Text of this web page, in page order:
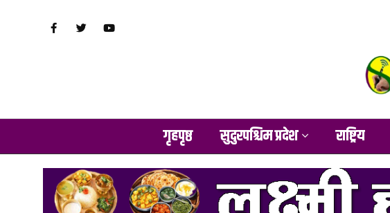
गृहपृष्ठ सुदुरपश्चिम प्रदेश राष्ट्रिय